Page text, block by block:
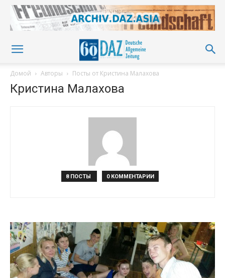
Домой Авторы Посты от Кристина Малахова
Кристина Малахова
8 ПОСТЫ 0 КОММЕНТАРИИ